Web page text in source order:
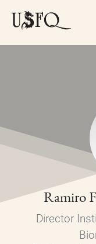
Ramiro
Director